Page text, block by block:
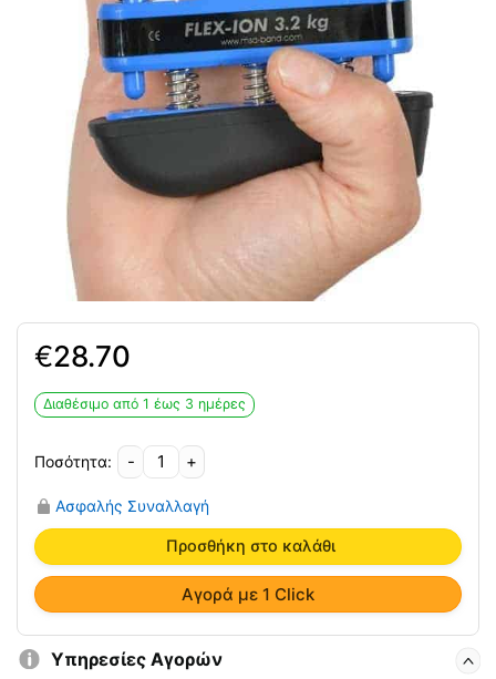
28.70
€
Διαθέσιμο από 1 έως 3 ημέρες
-
Γυμναστής
Δακτύλων
MANUS
FLEX-
ION
Μπλέ
(2
x
Σκληρό)
+
Ασφαλής Συναλλαγή
Προσθήκη στο καλάθι
Αγορά με 1 Click
Υπηρεσίες Αγορών